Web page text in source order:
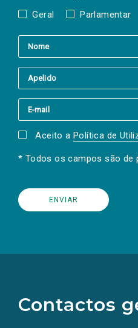
Geral Parlamentar
Aceito a Política de
* Todos os campos são de
Contactos
redes
sociais